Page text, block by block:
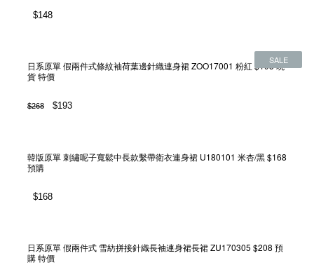
$148
SALE
日系原單 假兩件式條紋袖荷葉邊針織連身裙 ZOO17001 粉紅 $193 現
貨 特價
$268 $193
韓版原單 刺繡呢子寬鬆中長款繫帶衛衣連身裙 U180101 米杏/黑 $168
預購
$168
日系原單 假兩件式 雪紡拼接針織長袖連身裙長裙 ZU170305 $208 預
購 特價